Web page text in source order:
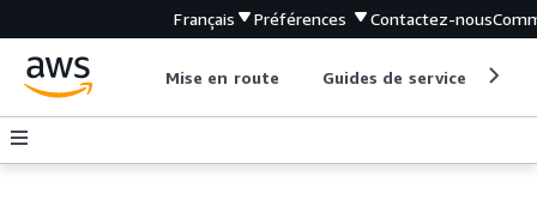
Français Préférences Contactez-nous
Mise en route Guides de service